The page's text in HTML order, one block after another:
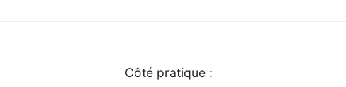
Côté pratique :